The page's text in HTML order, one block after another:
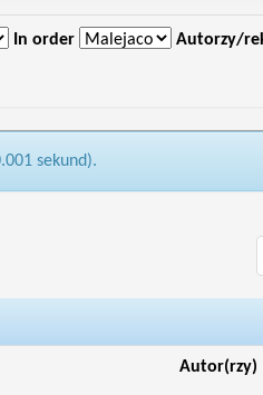
In order Autorzy/
sekund).
Autor(rzy)